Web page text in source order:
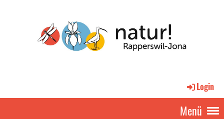
Login
Menü